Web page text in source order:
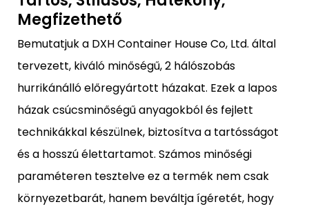
Megfizethető
Bemutatjuk a DXH Container House Co, Ltd. által
tervezett, kiváló minőségű, 2 hálószobás
hurrikánálló előregyártott házakat. Ezek a lapos
házak csúcsminőségű anyagokból és fejlett
technikákkal készülnek, biztosítva a tartósságot
és a hosszú élettartamot. Számos minőségi
paraméteren tesztelve ez a termék nem csak
környezetbarát, hanem beváltja ígéretét, hogy